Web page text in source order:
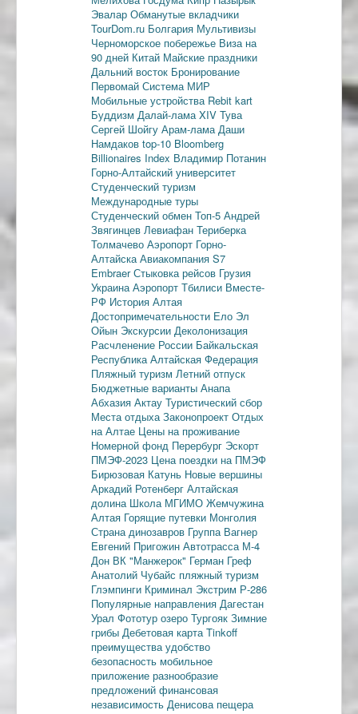
Эвалар Обманутые вкладчики
TourDom.ru Болгария Мультивизы
Черноморское побережье Виза на
90 дней Китай Майские праздники
Дальний восток Бронирование
Первомай Система МИР
Мобильные устройства Rebit kart
Буддизм Далай-лама XIV Тува
Сергей Шойгу Арам-ламаДаши
Намдаков top-10 Bloomberg
Billionaires Index Владимир Потанин
Горно-Алтайский университет
Студенческий туризм
Международные туры
Студенческий обмен Топ-5 Андрей
Звягинцев Левиафан Териберка
Толмачево Аэропорт Горно-
АлтайскаАвиакомпания S7
EmbraerСтыковка рейсов Грузия
УкраинаАэропорт Тбилиси Вместе-
РФ История Алтая
Достопримечательности Ело Эл
Ойын Экскурсии Деколонизация
Расчленение России Байкальская
РеспубликаАлтайская Федерация
Пляжный туризм Летний отпуск
Бюджетные варианты Анапа
Абхазия Актау Туристический сбор
Места отдыхаЗаконопроект Отдых
на Алтае Цены на проживание
Номерной фонд Перербург Эскорт
ПМЭФ-2023 Цена поездки на ПМЭФ
Бирюзовая Катунь Новые вершины
Аркадий Ротенберг Алтайская
долина Школа МГИМО Жемчужина
Алтая Горящие путевки Монголия
Страна динозавров Группа Вагнер
Евгений Пригожин Автотрасса М-4
Дон ВК "Манжерок" Герман Греф
Анатолий Чубайс пляжный туризм
Глэмпинги Криминал Экстрим Р-286
Популярные направления Дагестан
Урал Фототур озеро Тургояк Зимние
грибы Дебетовая картаTinkoff
преимуществаудобство
безопасность мобильное
приложение разнообразие
предложений финансовая
независимость Денисова пещера